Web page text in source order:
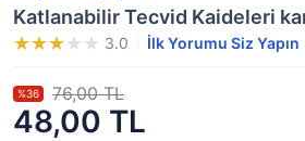
Katlanabilir Tecvid Kaideleri
3.0 İlk Yorumu Siz Yapın
48,00 TL
%36 76,00 TL